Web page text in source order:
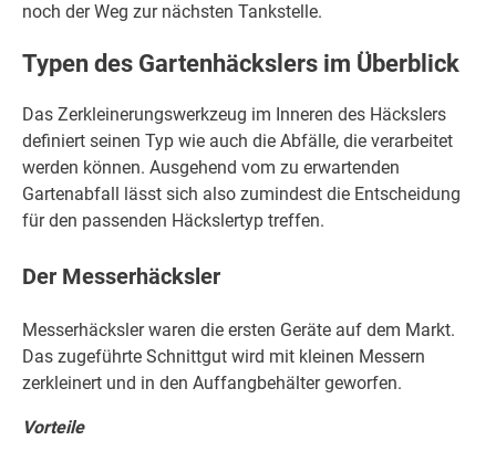
noch der Weg zur nächsten Tankstelle.
Typen des Gartenhäckslers im Überblick
Das Zerkleinerungswerkzeug im Inneren des Häckslers
definiert seinen Typ wie auch die Abfälle, die verarbeitet
werden können. Ausgehend vom zu erwartenden
Gartenabfall lässt sich also zumindest die Entscheidung
für den passenden Häckslertyp treffen.
Der Messerhäcksler
Messerhäcksler waren die ersten Geräte auf dem Markt.
Das zugeführte Schnittgut wird mit kleinen Messern
zerkleinert und in den Auffangbehälter geworfen.
Vorteile